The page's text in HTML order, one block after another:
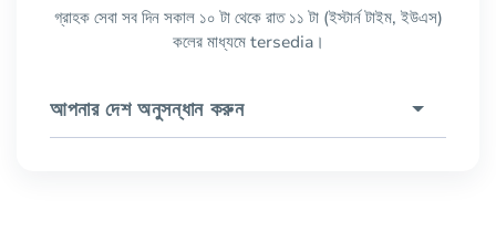
গ্রাহক সেবা সব দিন সকাল ১০ টা থেকে রাত ১১ টা (ইস্টার্ন টাইম, ইউএস)
কলের মাধ্যমে tersedia।
আপনার দেশ অনুসন্ধান করুন